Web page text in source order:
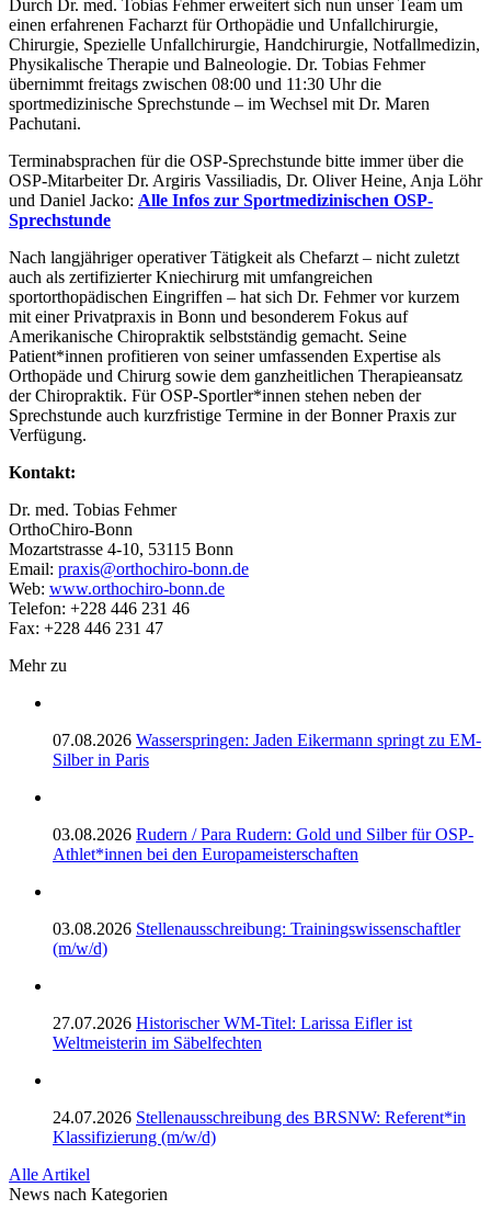
Durch Dr. med. Tobias Fehmer erweitert sich nun unser Team um
einen erfahrenen Facharzt für Orthopädie und Unfallchirurgie,
Chirurgie, Spezielle Unfallchirurgie, Handchirurgie, Notfallmedizin,
Physikalische Therapie und Balneologie. Dr. Tobias Fehmer
übernimmt freitags zwischen 08:00 und 11:30 Uhr die
sportmedizinische Sprechstunde – im Wechsel mit Dr. Maren
Pachutani.
Terminabsprachen für die OSP-Sprechstunde bitte immer über die
OSP-Mitarbeiter Dr. Argiris Vassiliadis, Dr. Oliver Heine, Anja Löhr
und Daniel Jacko: Alle Infos zur Sportmedizinischen OSP-
Sprechstunde
Nach langjähriger operativer Tätigkeit als Chefarzt – nicht zuletzt
auch als zertifizierter Kniechirurg mit umfangreichen
sportorthopädischen Eingriffen – hat sich Dr. Fehmer vor kurzem
mit einer Privatpraxis in Bonn und besonderem Fokus auf
Amerikanische Chiropraktik selbstständig gemacht. Seine
Patient*innen profitieren von seiner umfassenden Expertise als
Orthopäde und Chirurg sowie dem ganzheitlichen Therapieansatz
der Chiropraktik. Für OSP-Sportler*innen stehen neben der
Sprechstunde auch kurzfristige Termine in der Bonner Praxis zur
Verfügung.
Kontakt:
Dr. med. Tobias Fehmer
OrthoChiro-Bonn
Mozartstrasse 4-10, 53115 Bonn
Email: praxis@orthochiro-bonn.de
Web: www.orthochiro-bonn.de
Telefon: +228 446 231 46
Fax: +228 446 231 47
Mehr zu
07.08.2026 Wasserspringen: Jaden Eikermann springt zu EM-
Silber in Paris
03.08.2026 Rudern / Para Rudern: Gold und Silber für OSP-
Athlet*innen bei den Europameisterschaften
03.08.2026 Stellenausschreibung: Trainingswissenschaftler
(m/w/d)
27.07.2026 Historischer WM-Titel: Larissa Eifler ist
Weltmeisterin im Säbelfechten
24.07.2026 Stellenausschreibung des BRSNW: Referent*in
Klassifizierung (m/w/d)
Alle Artikel
News nach Kategorien